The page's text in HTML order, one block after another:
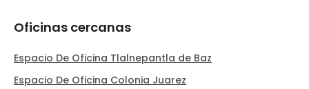
Oficinas cercanas
Espacio De Oficina Tlalnepantla de Baz
Espacio De Oficina Colonia Juarez